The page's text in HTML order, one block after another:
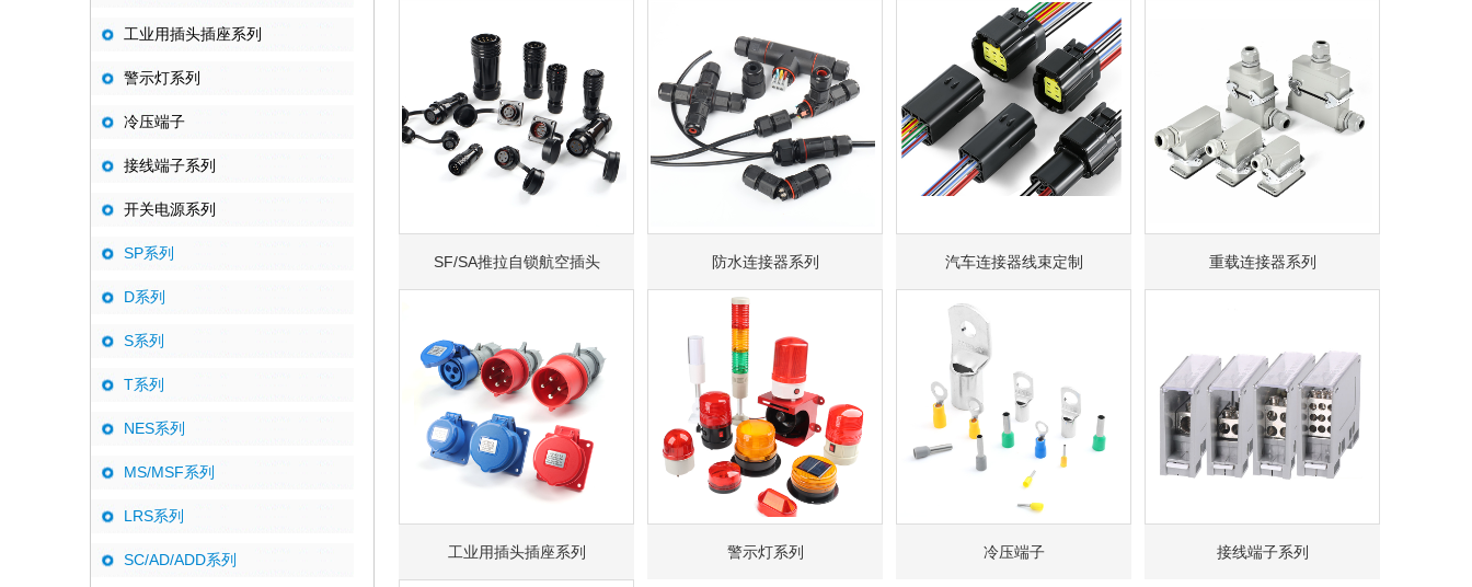
工业用插头插座系列
警示灯系列
冷压端子
接线端子系列
开关电源系列
SP系列
D系列
S系列
T系列
NES系列
MS/MSF系列
LRS系列
SC/AD/ADD系列
SF/SA推拉自锁航空插头 防水连接器系列 汽车连接器线束定制 重载连接器系列
工业用插头插座系列 警示灯系列 冷压端子 接线端子系列